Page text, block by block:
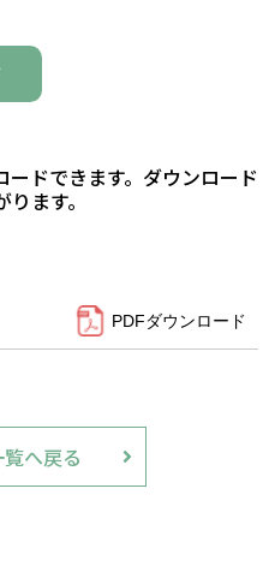
ドできます。ダウンロード
ます。
PDFダウンロード
へ戻る